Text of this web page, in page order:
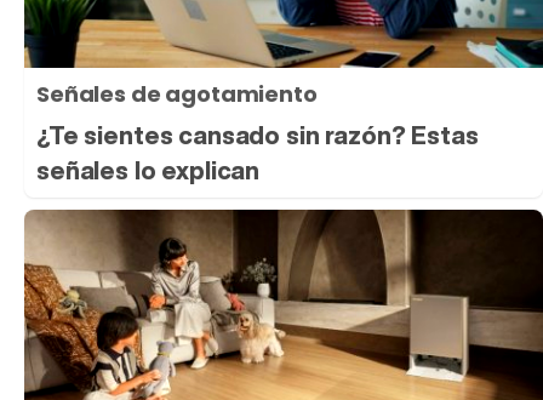
Señales de agotamiento
¿Te sientes cansado sin razón? Estas
señales lo explican